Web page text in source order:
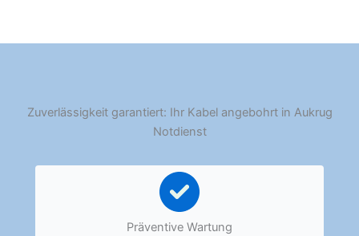
Zuverlässigkeit garantiert: Ihr Kabel angebohrt in Aukrug
Notdienst
Präventive Wartung